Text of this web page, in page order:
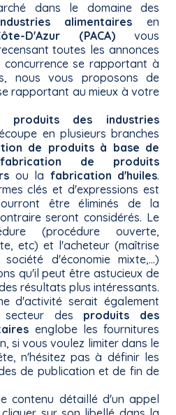
dans le domaine des
alimentaires en
D'Azur (PACA) vous
toutes les annonces
se rapportant à
nous vous proposons de
rapportant au mieux à votre
produits des industries
en plusieurs branches
de produits à base de
fabrication de produits
ou la fabrication d'huiles.
clés et d'expressions est
être éliminés de la
seront considérés. Le
(procédure ouverte,
etc) et l'acheteur (maîtrise
d'économie mixte,...)
qu'il peut être astucieux de
résultats plus intéressants.
d'activité serait également
des produits des
englobe les fournitures
si vous voulez limiter dans le
n'hésitez pas à définir les
de publication et de fin de
contenu détaillé d'un appel